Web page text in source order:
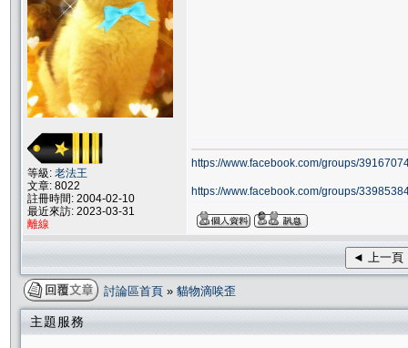
等級: 老法王
文章: 8022
註冊時間: 2004-02-10
最近來訪: 2023-03-31
離線
https://www.facebook.com/groups/
https://www.facebook.com/groups/
◄ 上一頁
討論區首頁 » 貓物滴唉歪
主題服務